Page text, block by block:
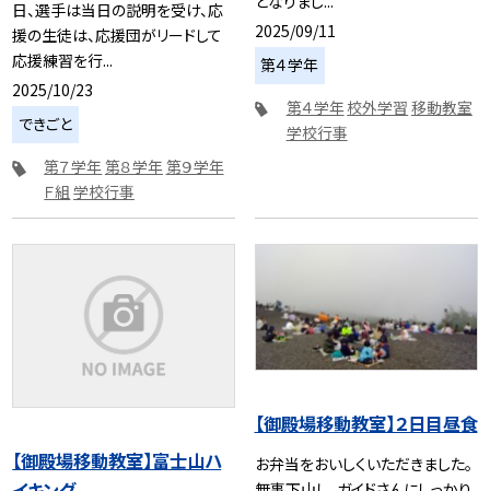
日、選手は当日の説明を受け、応
援の生徒は、応援団がリードして
応援練習を行...
2025/10/23
できごと
第７学年第８学年第９学年
Ｆ組 学校行事
2025/09/11
第４学年
第４学年校外学習 移動教室
学校行事
【御殿場移動教室】富士山ハ
【御殿場移動教室】２日目昼食
お弁当をおいしくいただきました。